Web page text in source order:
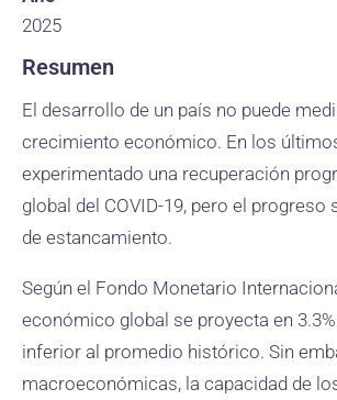
2025
Resumen
El desarrollo de un país no puede
crecimiento económico. En los
experimentado una recuperación
global del COVID-19, pero el
de estancamiento.
Según el Fondo Monetario
económico global se proyecta en
inferior al promedio histórico. Sin
macroeconómicas, la capacidad de